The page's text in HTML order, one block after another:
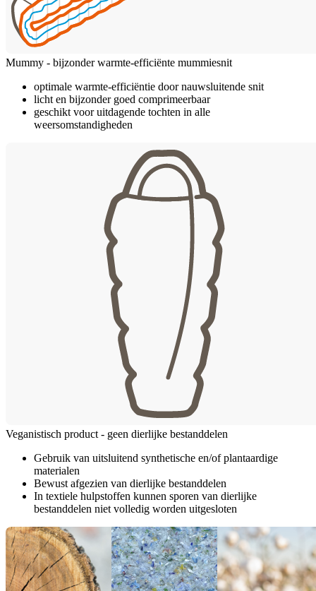
Mummy - bijzonder warmte-efficiënte mummiesnit
optimale warmte-efficiëntie door nauwsluitende snit
licht en bijzonder goed comprimeerbaar
geschikt voor uitdagende tochten in alle
weersomstandigheden
Veganistisch product - geen dierlijke bestanddelen
Gebruik van uitsluitend synthetische en/of plantaardige
materialen
Bewust afgezien van dierlijke bestanddelen
In textiele hulpstoffen kunnen sporen van dierlijke
bestanddelen niet volledig worden uitgesloten